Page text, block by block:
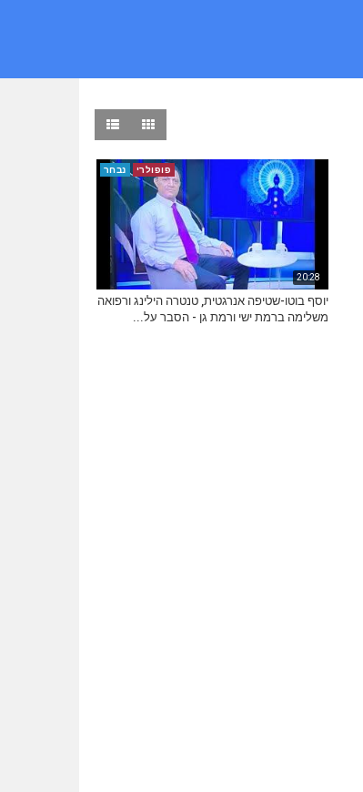
20:28
פופולרי נבחר
יוסף בוטו-שטיפה אנרגטית, טנטרה הילינג ורפואה
משלימה ברמת ישי ורמת גן - הסבר על...